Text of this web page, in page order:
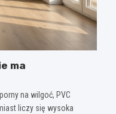
ma
na wilgoć, PVC
liczy się wysoka